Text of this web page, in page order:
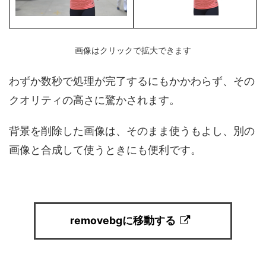
画像はクリックで拡大できます
わずか数秒で処理が完了するにもかかわらず、その
クオリティの高さに驚かされます。
背景を削除した画像は、そのまま使うもよし、別の
画像と合成して使うときにも便利です。
removebgに移動する